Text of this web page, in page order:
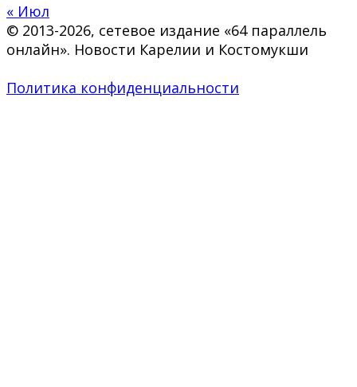
« Июл
© 2013-2026, сетевое издание «64 параллель
онлайн». Новости Карелии и Костомукши
Политика конфиденциальности